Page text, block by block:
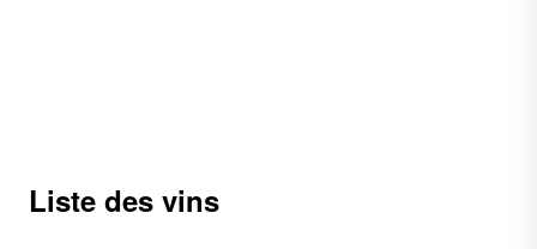
Liste des vins